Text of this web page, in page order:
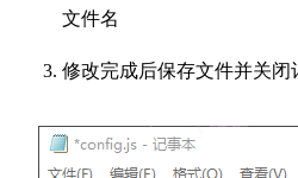
文件名
修改完成后保存文件并关闭